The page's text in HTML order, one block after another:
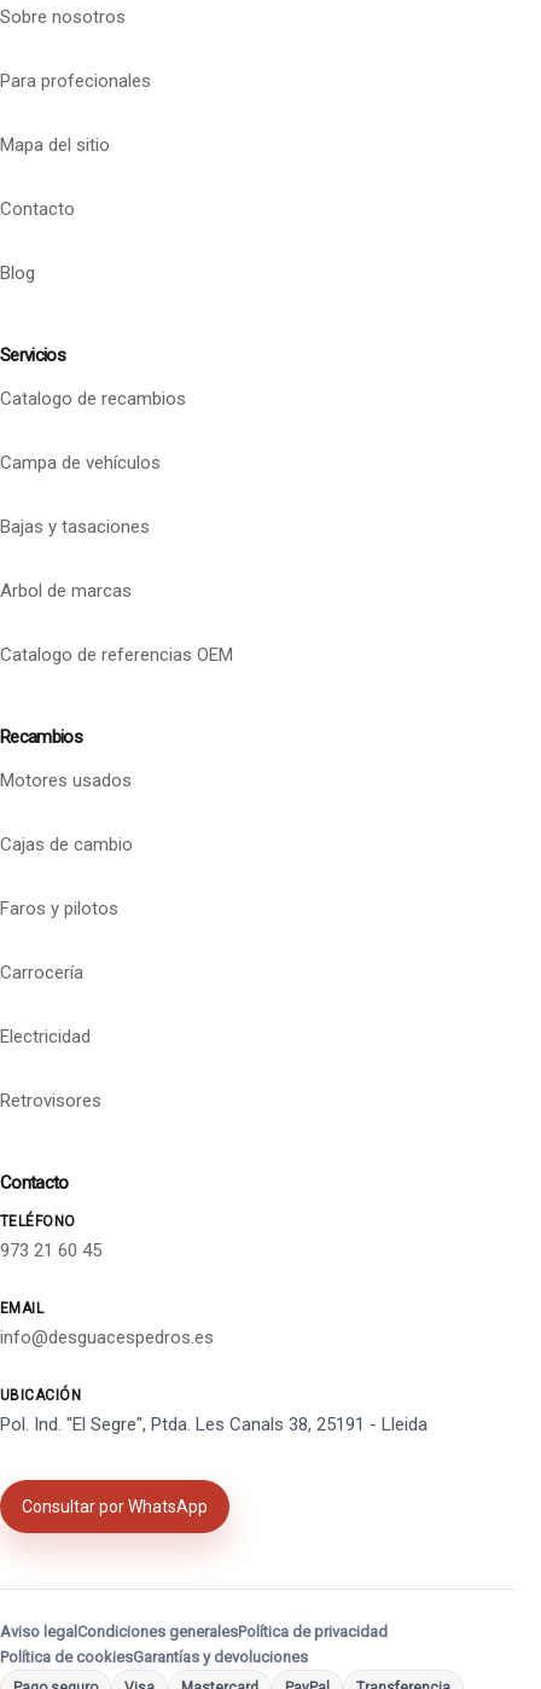
Sobre nosotros
Para profecionales
Mapa del sitio
Contacto
Blog
Servicios
Catalogo de recambios
Campa de vehículos
Bajas y tasaciones
Arbol de marcas
Catalogo de referencias OEM
Recambios
Motores usados
Cajas de cambio
Faros y pilotos
Carrocería
Electricidad
Retrovisores
Contacto
TELÉFONO
973 21 60 45
EMAIL
info@desguacespedros.es
UBICACIÓN
Pol. Ind. "El Segre", Ptda. Les Canals 38, 25191 - Lleida
Consultar por WhatsApp
Aviso legal Condiciones generalesPolítica de privacidad
Política de cookiesGarantías y devoluciones